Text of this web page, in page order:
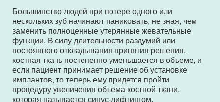
Большинство людей при потере одного или
нескольких зуб начинают паниковать, не зная, чем
заменить полноценные утерянные жевательные
функции. В силу длительности раздумий или
постоянного откладывания принятия решения,
костная ткань постепенно уменьшается в объеме, и
если пациент принимает решение об установке
имплантов, то теперь ему придется пройти
процедуру увеличения объема костной ткани,
которая называется синус-лифтингом.